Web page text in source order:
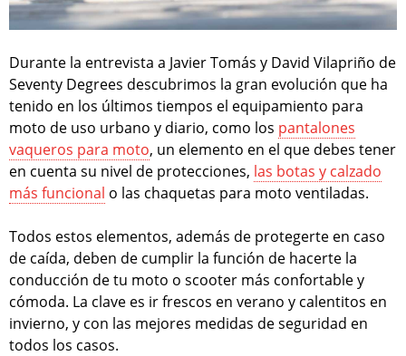
Durante la entrevista a Javier Tomás y David Vilapriño de
Seventy Degrees descubrimos la gran evolución que ha
tenido en los últimos tiempos el equipamiento para
moto de uso urbano y diario, como los pantalones
vaqueros para moto, un elemento en el que debes tener
en cuenta su nivel de protecciones, las botas y calzado
más funcional o las chaquetas para moto ventiladas.
Todos estos elementos, además de protegerte en caso
de caída, deben de cumplir la función de hacerte la
conducción de tu moto o scooter más confortable y
cómoda. La clave es ir frescos en verano y calentitos en
invierno, y con las mejores medidas de seguridad en
todos los casos.